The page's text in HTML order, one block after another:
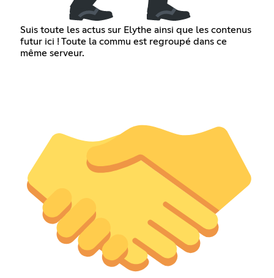
Suis toute les actus sur Elythe ainsi que les contenus
futur ici ! Toute la commu est regroupé dans ce
même serveur.